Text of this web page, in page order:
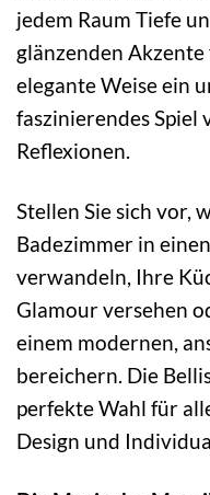
jedem Raum Tiefe
glänzenden
elegante Weise ein
faszinierendes Spiel
Reflexionen.
Stellen Sie sich vor,
Badezimmer in
verwandeln, Ihre
Glamour versehen
einem modernen,
bereichern. Die
perfekte Wahl für
Design und